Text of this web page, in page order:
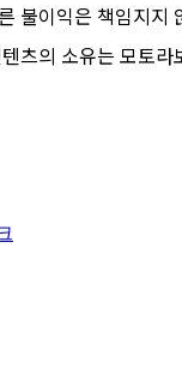
불이익은 책임지지
츠의 소유는 모토라